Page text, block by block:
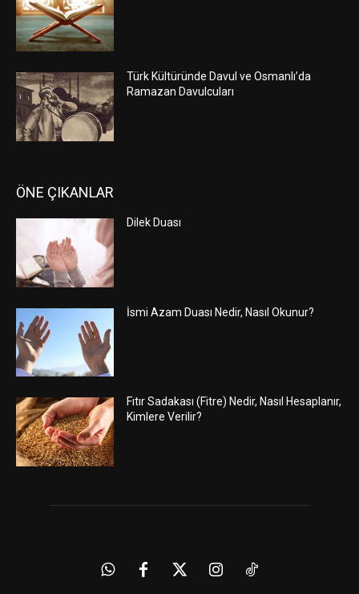
Türk Kültüründe Davul ve Osmanlı’da
Ramazan Davulcuları
ÖNE ÇIKANLAR
Dilek Duası
İsmi Azam Duası Nedir, Nasıl Okunur?
Fıtır Sadakası (Fitre) Nedir, Nasıl Hesaplanır,
Kimlere Verilir?